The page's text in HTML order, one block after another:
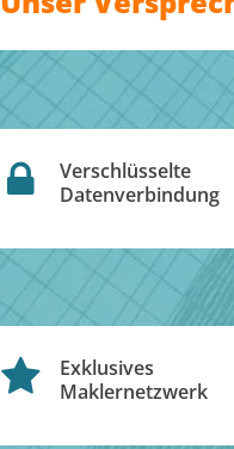
Verschlüsselte
Datenverbindung
Exklusives
Maklernetzwerk